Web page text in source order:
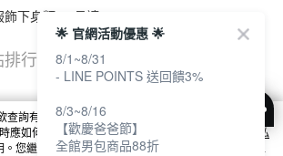
飾下身類 長褲
排行
查詢有關本網站使用 cookie 方式之詳情，及若您不希
應如何變更電腦的 cookie 設定，請參閱本網站「
隱私
。您繼續使用本網站即表示您同意本公司得按本網站使
🌟 官網活動優惠 🌟
8/1~8/31
- LINE POINTS 送回饋3%
8/3~8/16
【歡慶爸爸節】
全館男包商品88折